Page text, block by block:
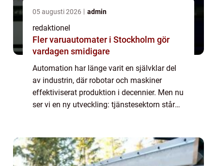
05 augusti 2026 admin
redaktionel
Fler varuautomater i Stockholm gör
vardagen smidigare
Automation har länge varit en självklar del
av industrin, där robotar och maskiner
effektiviserat produktion i decennier. Men nu
ser vi en ny utveckling: tjänstesektorn står